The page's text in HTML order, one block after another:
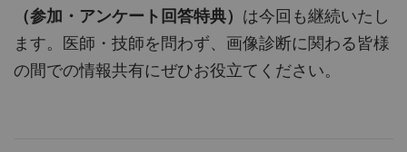
（参加・アンケート回答特典） は今回も継続いたし
ます。医師・技師を問わず、画像診断に関わる皆様
の間での情報共有にぜひお役立てください。